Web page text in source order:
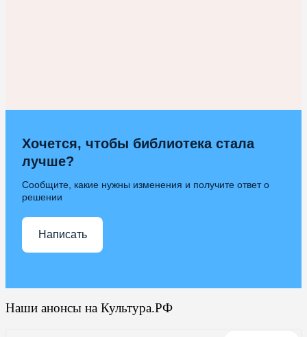
Хочется, чтобы библиотека стала
лучше?
Сообщите, какие нужны изменения и получите ответ о
решении
Написать
Наши анонсы на Культура.РФ